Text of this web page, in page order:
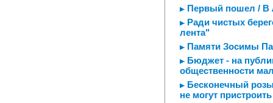
Первый пошел / В
Ради чистых
лента"
Памяти Зосимы
Бюджет - на
общественности
Бесконечный
не могут